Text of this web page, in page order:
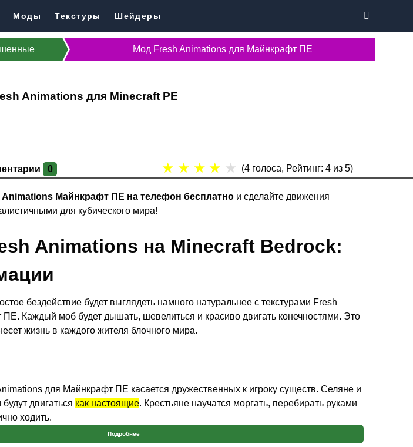
Моды Текстуры Шейдеры
Мод Fresh Animations для Майнкрафт ПЕ
Animations для Minecraft PE
0 ★ ★ ★ ★ ★ (4голоса, Рейтинг: 4из 5)
Animations Майнкрафт ПЕ на телефон бесплатно и сделайте движения
для кубического мира!
Animations на Minecraft Bedrock:
бездействие будет выглядеть намного натуральнее с текстурами Fresh
Каждый моб будет дышать, шевелиться и красиво двигать конечностями. Это
жизнь в каждого жителя блочного мира.
для Майнкрафт ПЕ касается дружественных к игроку существ. Селяне и
двигаться как настоящие. Крестьяне научатся моргать, перебирать руками
ходить.
друзей. Однако с текстурами Fresh Animations для Minecraft PE их атаки
Подробнее